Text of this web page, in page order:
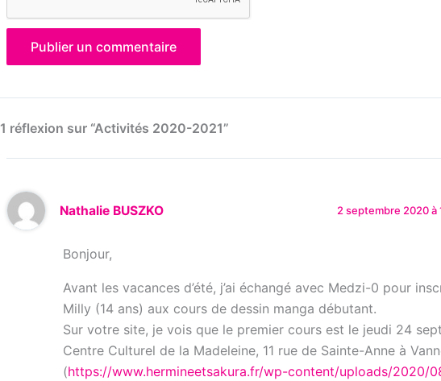
1 réflexion sur “Activités 2020-2021”
Nathalie BUSZKO 2 septembre 2020 à
Bonjour,
Avant les vacances d’été, j’ai échangé avec Medzi-0 pour
Milly (14 ans) aux cours de dessin manga débutant.
Sur votre site, je vois que le premier cours est le jeudi 24
Centre Culturel de la Madeleine, 11 rue de Sainte-Anne à
(https://www.hermineetsakura.fr/wp-content/uploads/2020/